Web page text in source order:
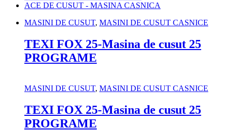
ACE DE CUSUT - MASINA CASNICA
MASINI DE CUSUT, MASINI DE CUSUT CASNICE
TEXI FOX 25-Masina de cusut 25
PROGRAME
MASINI DE CUSUT, MASINI DE CUSUT CASNICE
TEXI FOX 25-Masina de cusut 25
PROGRAME